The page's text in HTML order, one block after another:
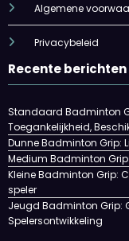
Algemene
Privacybeleid
Recente berichten
Standaard Badminton
Toegankelijkheid,
Dunne Badminton Grip:
Medium Badminton
Kleine Badminton Grip:
speler
Jeugd Badminton Grip:
Spelersontwikkeling